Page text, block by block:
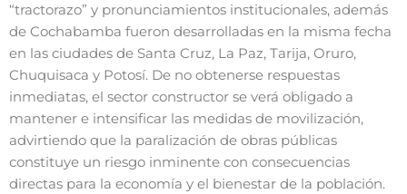
“tractorazo” y pronunciamientos institucionales, además
de Cochabamba fueron desarrolladas en la misma fecha
en las ciudades de Santa Cruz, La Paz, Tarija, Oruro,
Chuquisaca y Potosí. De no obtenerse respuestas
inmediatas, el sector constructor se verá obligado a
mantener e intensificar las medidas de movilización,
advirtiendo que la paralización de obras públicas
constituye un riesgo inminente con consecuencias
directas para la economía y el bienestar de la población.